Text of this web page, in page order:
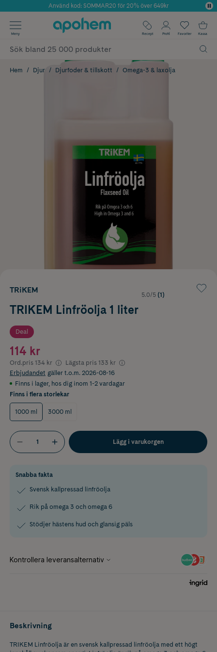
Årets Butik 2025 inom Skönhet
Använd kod: SOMMAR20 för 20% över 649kr
✓ Fri frakt
✓ Poäng på alla köp*
Meny Recept Profil Favoriter Kassa
Hem Djur Djurfoder & tillskott Omega-3 & laxolja
TRiKEM
5.0/5 (1)
TRIKEM Linfröolja 1 liter
Deal
114 kr
Ord.pris 134 kr Lägsta pris 133 kr
Erbjudandet gäller t.o.m. 2026-08-16
Finns i lager, hos dig inom 1-2 vardagar
Finns i flera storlekar
1000 ml 3000 ml
Lägg i varukorgen
Snabba fakta
Svensk kallpressad linfröolja
Rik på omega 3 och omega 6
Stödjer hästens hud och glansig päls
Beskrivning
TRIKEM Linfröolja är en svensk kallpressad linfröolja med ett högt